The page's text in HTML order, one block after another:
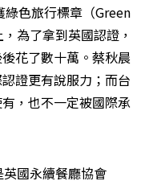
色旅行標章（Green
為了拿到英國認證，
花了數十萬。蔡秋晨
證更有說服力；而台
，也不一定被國際承
英國永續餐廳協會